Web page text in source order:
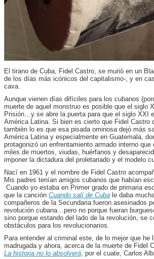
El tirano de Cuba, Fidel Castro, se murió en un
de los días más icónicos del capitalismo-; y en
cava.
Aunque vienen días difíciles para los cubanos
muerte de aquel monstruo es posible que el siglo
Prisión…y se abre la puerta para que el siglo XXI
América Latina. Si bien es cierto que Fidel Castro
también lo es que esa pisada ominosa dejó más
América Latina y especialmente en Guatemala,
protagonizó un enfrentamiento armado interno que
miles de muertos, viudas, huérfanos y
imponer la dictadura del proletariado y el modelo
Nací en 1961 y el nombre de Fidel Castro
Mis padres tenían amigos cubanos que habían
Cuando yo estaba en Primer grado de primaria
que la canción Cuando salí de Cuba le daba
compañeros de la Secundaria fueron asesinados
revolución cubana…pero no porque fueran
sino porque estando del lado de la revolución, se
obstáculos para los revolucionarios.
Para entender al criminal este, de lo mejor que he
madrugada y ahora, acerca de la muerte de Fidel
La historia no lo absolverá, por el cuate, Carlos